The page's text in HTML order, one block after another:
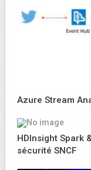
Azure Stream
HDInsight Spark
sécurité SNCF